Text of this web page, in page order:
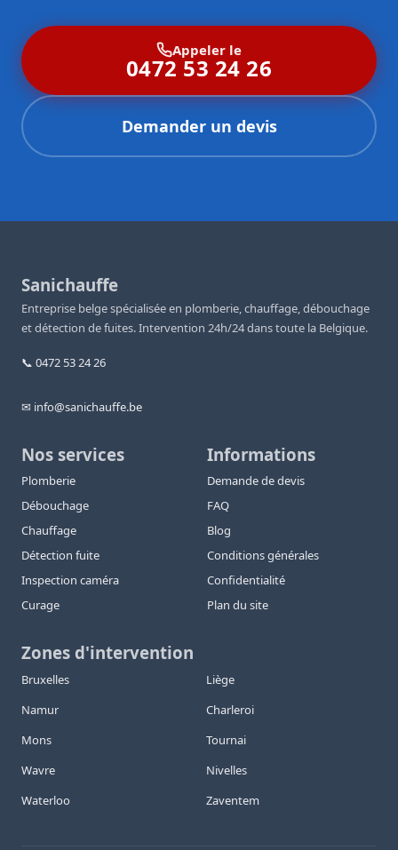
Appeler le
0472 53 24 26
Demander un devis
Sanichauffe
Entreprise belge spécialisée en plomberie, chauffage, débouchage
et détection de fuites. Intervention 24h/24 dans toute la Belgique.
📞 0472 53 24 26
✉ info@sanichauffe.be
Nos services
Plomberie
Débouchage
Chauffage
Détection fuite
Inspection caméra
Curage
Informations
Demande de devis
FAQ
Blog
Conditions générales
Confidentialité
Plan du site
Zones d'intervention
Bruxelles
Liège
Namur
Charleroi
Mons
Tournai
Wavre
Nivelles
Waterloo
Zaventem